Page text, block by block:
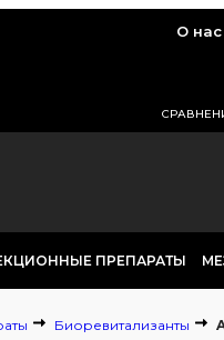
О нас
ПРЕПАРАТЫ
Биоревитализанты